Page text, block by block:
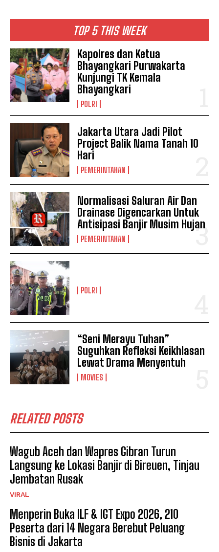
TOP 5 THIS WEEK
Kapolres dan Ketua
Bhayangkari Purwakarta
Kunjungi TK Kemala
Bhayangkari
POLRI
Jakarta Utara Jadi Pilot
Project Balik Nama Tanah 10
Hari
PEMERINTAHAN
Normalisasi Saluran Air Dan
Drainase Digencarkan Untuk
Antisipasi Banjir Musim Hujan
PEMERINTAHAN
POLRI
“Seni Merayu Tuhan”
Suguhkan Refleksi Keikhlasan
Lewat Drama Menyentuh
MOVIES
RELATED POSTS
Wagub Aceh dan Wapres Gibran Turun
Langsung ke Lokasi Banjir di Bireuen, Tinjau
Jembatan Rusak
VIRAL
Menperin Buka ILF & IGT Expo 2026, 210
Peserta dari 14 Negara Berebut Peluang
Bisnis di Jakarta